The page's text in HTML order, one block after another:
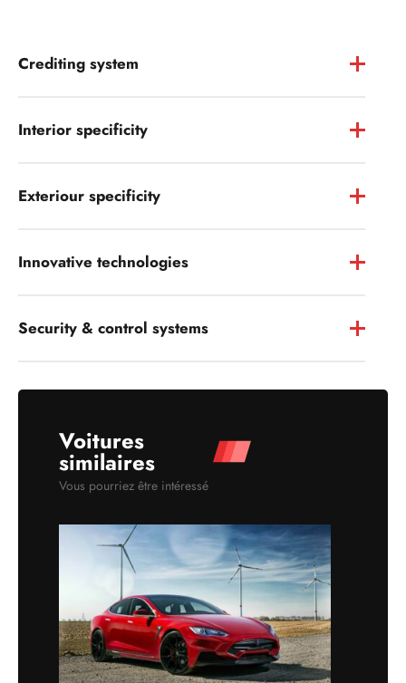
Crediting system
Interior specificity
Exteriour specificity
Innovative technologies
Security & control systems
Voitures
similaires
Vous pourriez être intéressé